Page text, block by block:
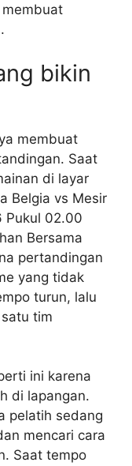
bikin
membuat
Saat
di layar
Belgia vs Mesir
Pukul 02.00
Bersama
pertandingan
yang tidak
turun, lalu
tim
ini karena
di lapangan.
pelatih sedang
mencari cara
Saat tempo